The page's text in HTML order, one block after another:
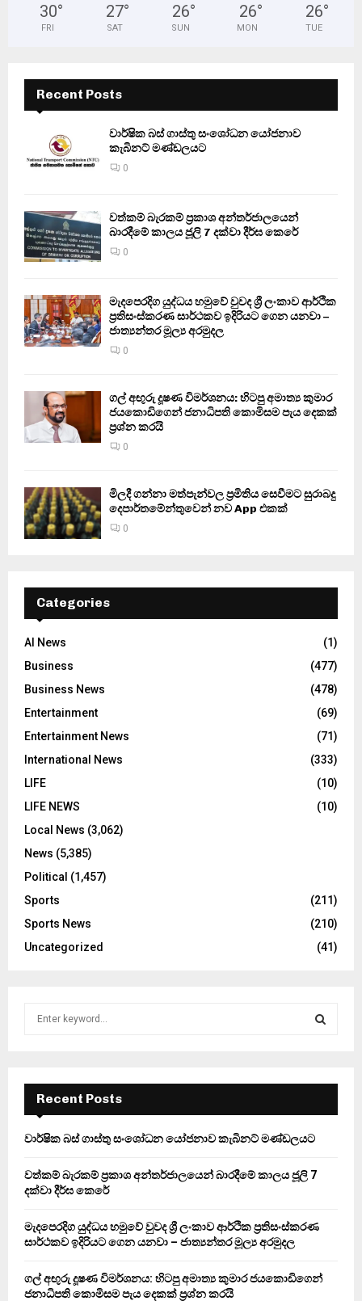
30°
FRI
27°
SAT
26°
SUN
26°
MON
26°
TUE
Recent Posts
වාර්ෂික බස් ගාස්තු සංශෝධන යෝජනාව
කැබිනට් මණ්ඩලයට
0
වත්කම් බැරකම් ප්‍රකාශ අන්තර්ජාලයෙන්
බාරදීමේ කාලය ජූලි 7 දක්වා දීර්ඝ කෙරේ
0
මැදපෙරදිග යුද්ධය හමුවේ වුවද ශ්‍රී ලංකාව ආර්ථික
ප්‍රතිසංස්කරණ සාර්ථකව ඉදිරියට ගෙන යනවා –
ජාත්‍යන්තර මූල්‍ය අරමුදල
0
ගල් අඟුරු දූෂණ විමර්ශනය: හිටපු අමාත්‍ය කුමාර
ජයකොඩිගෙන් ජනාධිපති කොමිසම පැය දෙකක්
ප්‍රශ්න කරයි
0
මිලදී ගන්නා මත්පැන්වල ප්‍රමිතිය සෙවීමට සුරාබදු
දෙපාර්තමේන්තුවෙන් නව App එකක්
0
Categories
AI News
(1)
Business
(477)
Business News
(478)
Entertainment
(69)
Entertainment News
(71)
International News
(333)
LIFE
(10)
LIFE NEWS
(10)
Local News (3,062)
News (5,385)
Political (1,457)
Sports
(211)
Sports News
(210)
Uncategorized
(41)
f
r
E
A
Recent Posts
වාර්ෂික බස් ගාස්තු සංශෝධන යෝජනාව කැබිනට් මණ්ඩලයට
වත්කම් බැරකම් ප්‍රකාශ අන්තර්ජාලයෙන් බාරදීමේ කාලය ජූලි 7
දක්වා දීර්ඝ කෙරේ
මැදපෙරදිග යුද්ධය හමුවේ වුවද ශ්‍රී ලංකාව ආර්ථික ප්‍රතිසංස්කරණ
සාර්ථකව ඉදිරියට ගෙන යනවා – ජාත්‍යන්තර මූල්‍ය අරමුදල
ගල් අඟුරු දූෂණ විමර්ශනය: හිටපු අමාත්‍ය කුමාර ජයකොඩිගෙන්
ජනාධිපති කොමිසම පැය දෙකක් ප්‍රශ්න කරයි